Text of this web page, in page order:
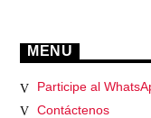
MENU
Participe al
Contáctenos